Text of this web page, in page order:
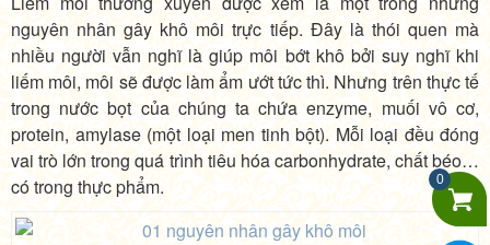
0
nguyên nhân gây khô môi trực tiếp. Đây là thói quen mà
nhiều người vẫn nghĩ là giúp môi bớt khô bởi suy nghĩ khi
liếm môi, môi sẽ được làm ẩm ướt tức thì. Nhưng trên thực tế
trong nước bọt của chúng ta chứa enzyme, muối vô cơ,
protein, amylase (một loại men tinh bột). Mỗi loại đều đóng
vai trò lớn trong quá trình tiêu hóa carbonhydrate, chất béo…
có trong thực phẩm.